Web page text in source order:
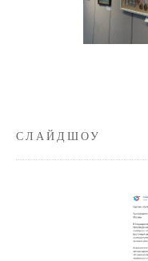
СЛАЙДШОУ